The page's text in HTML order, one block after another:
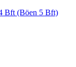
Bft (Böen 5 Bft)